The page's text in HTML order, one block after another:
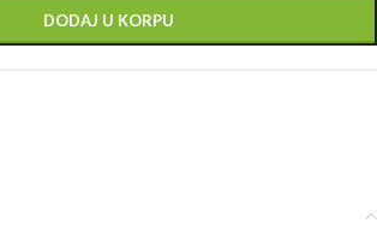
DODAJ U KORPU